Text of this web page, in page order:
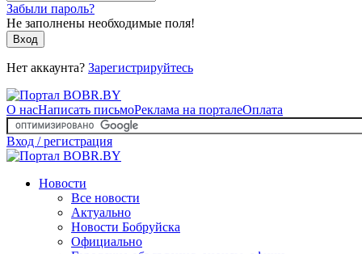
Забыли пароль?
Не заполнены необходимые поля!
Вход
Нет аккаунта? Зарегистрируйтесь
О насНаписать письмоРеклама на порталеОплата
Вход / регистрация
Новости
Все новости
Актуально
Новости Бобруйска
Официально